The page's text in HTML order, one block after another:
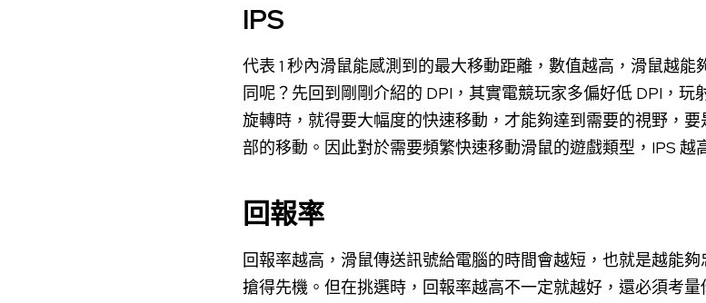
IPS
代表 1 秒內滑鼠能感測到的最大移動距離，數值越高，滑鼠越
同呢？先回到剛剛介紹的 DPI，其實電競玩家多偏好低 DPI，
旋轉時，就得要大幅度的快速移動，才能夠達到需要的視野，
部的移動。因此對於需要頻繁快速移動滑鼠的遊戲類型，IPS 越
回報率
回報率越高，滑鼠傳送訊號給電腦的時間會越短，也就是越能
搶得先機。但在挑選時，回報率越高不一定就越好，還必須考